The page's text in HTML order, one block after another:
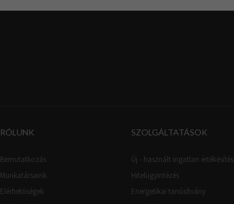
RÓLUNK
Bemutatkozás
Munkatársaink
Elérhetőségek
SZOLGÁLTATÁSOK
Új - használt ingatlan értékésítés
Hitelügyintézés
Energetikai tanúsítvány